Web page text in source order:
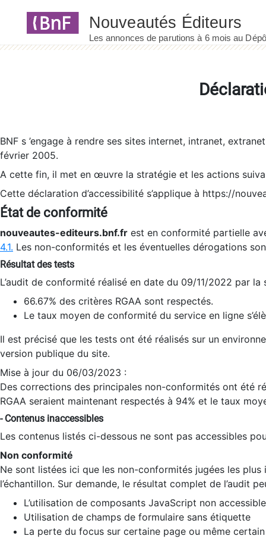
BNF s ’engage à rendre ses sites internet, intranet,
février 2005.
A cette fin, il met en œuvre la stratégie et les actions
Cette déclaration d’accessibilité s’applique à https://
État de conformité
nouveautes-editeurs.bnf.fr est en conformité partielle
4.1. Les non-conformités et les éventuelles dérogations
Résultat des tests
L’audit de conformité réalisé en date du 09/11/2022 par
66.67% des critères RGAA sont respectés.
Le taux moyen de conformité du service en ligne
Il est précisé que les tests ont été réalisés sur un
version publique du site.
Mise à jour du 06/03/2023 :
Des corrections des principales non-conformités ont été
RGAA seraient maintenant respectés à 94% et le taux
- Contenus inaccessibles
Les contenus listés ci-dessous ne sont pas accessibles
Non conformité
Ne sont listées ici que les non-conformités jugées les
l’échantillon. Sur demande, le résultat complet de l’audit
L’utilisation de composants JavaScript non
Utilisation de champs de formulaire sans étiquette
La perte du focus sur certaine page ou même